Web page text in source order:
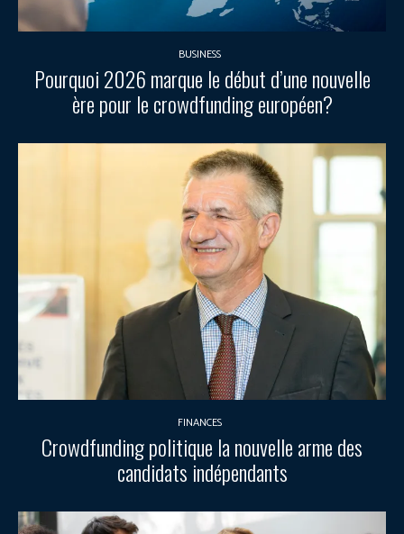
BUSINESS
Pourquoi 2026 marque le début d’une nouvelle
ère pour le crowdfunding européen?
FINANCES
Crowdfunding politique la nouvelle arme des
candidats indépendants